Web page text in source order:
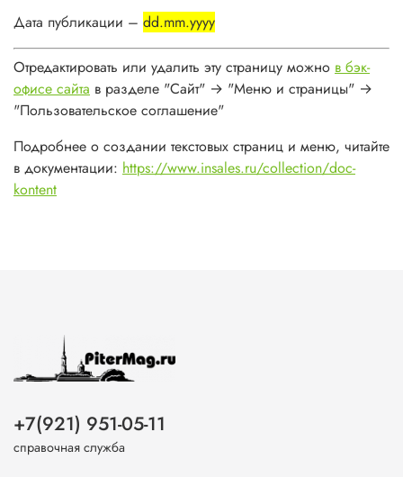
Дата публикации – dd.mm.yyyy
Отредактировать или удалить эту страницу можно в бэк-
офисе сайта в разделе "Сайт" → "Меню и страницы" →
"Пользовательское соглашение"
Подробнее о создании текстовых страниц и меню, читайте
в документации: https://www.insales.ru/collection/doc-
kontent
+7(921) 951-05-11
справочная служба